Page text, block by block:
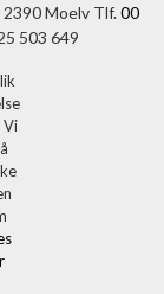
Moelv Tlf.00
503 649
Vi